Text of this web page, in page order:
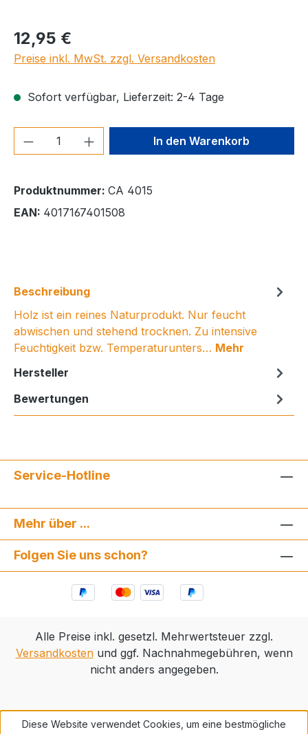
Regulärer Preis:
12,95 €
Preise inkl. MwSt. zzgl. Versandkosten
Sofort verfügbar, Lieferzeit: 2-4 Tage
Produkt Anzahl: Gib denIn den Warenkorb
Produktnummer: CA 4015
EAN: 4017167401508
Beschreibung
Holz ist ein reines Naturprodukt. Nur feucht
abwischen und stehend trocknen. Zu intensive
Feuchtigkeit bzw. Temperaturunters… Mehr
Hersteller
Bewertungen
Service-Hotline
Mehr über ...
Folgen Sie uns schon?
Alle Preise inkl. gesetzl. Mehrwertsteuer zzgl.
Versandkostenund ggf. Nachnahmegebühren, wenn
nicht anders angegeben.
Diese Website verwendet Cookies, um eine bestmögliche